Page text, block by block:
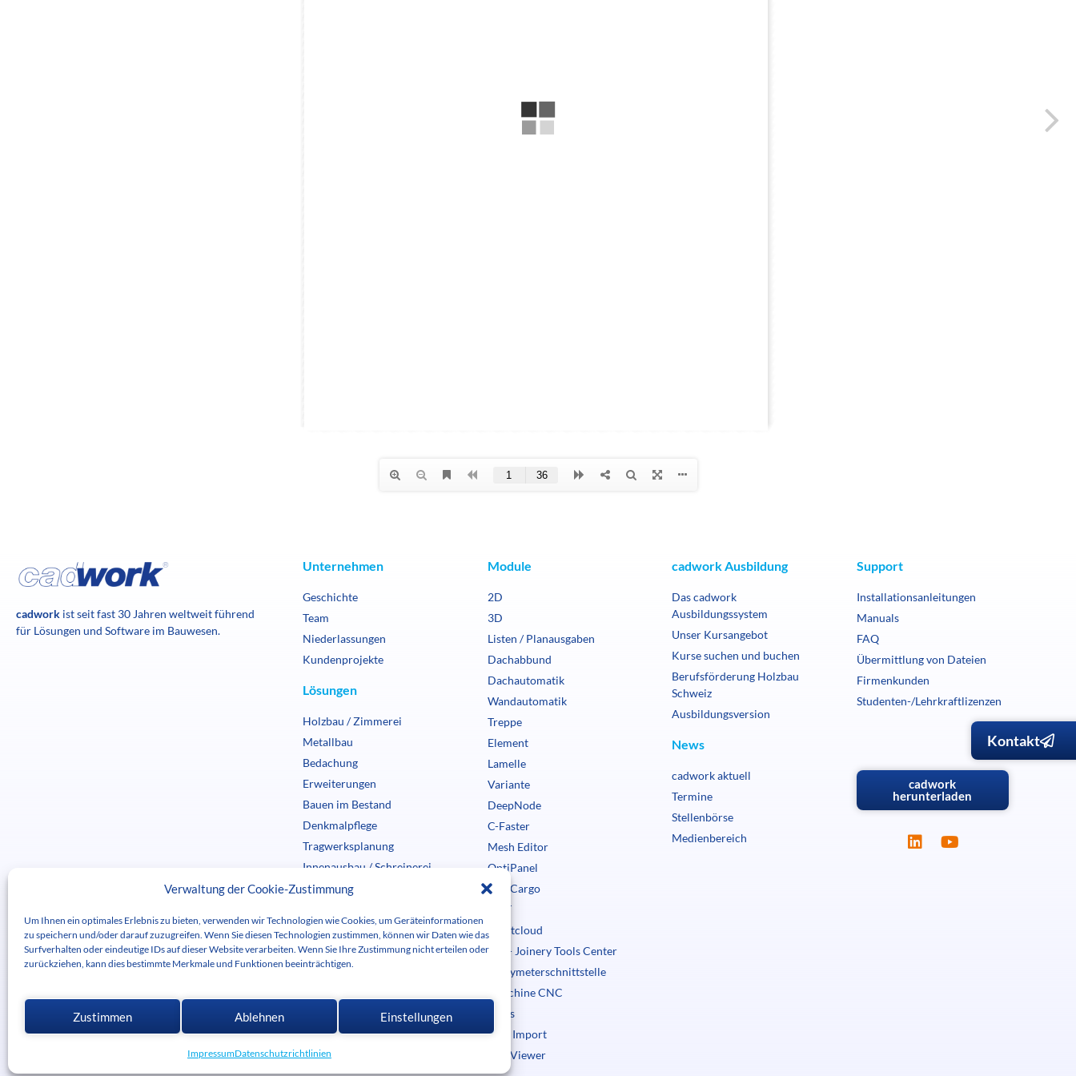
Verwaltung der Cookie-Zustimmung
Um Ihnen ein optimales Erlebnis zu bieten, verwenden wir Technologien wie Cookies, um Geräteinformationen
zu speichern und/oder darauf zuzugreifen. Wenn Sie diesen Technologien zustimmen, können wir Daten wie das
Surfverhalten oder eindeutige IDs auf dieser Website verarbeiten. Wenn Sie Ihre Zustimmung nicht erteilen oder
zurückziehen, kann dies bestimmte Merkmale und Funktionen beeinträchtigen.
Zustimmen Ablehnen Einstellungen
ImpressumDatenschutzrichtlinien
Kontakt
cadwork ist seit fast 30 Jahren weltweit führend
für Lösungen und Software im Bauwesen.
Unternehmen
Geschichte
Team
Niederlassungen
Kundenprojekte
Lösungen
Holzbau / Zimmerei
Metallbau
Bedachung
Erweiterungen
Bauen im Bestand
Denkmalpflege
Tragwerksplanung
Innenausbau / Schreinerei
Treppenbau
Logistik
Aufmass und Absteckung
Entwurf und Kalkulation
Module
2D
3D
Listen / Planausgaben
Dachabbund
Dachautomatik
Wandautomatik
Treppe
Element
Lamelle
Variante
DeepNode
C-Faster
Mesh Editor
OptiPanel
OptiCargo
BMT
Pointcloud
JTC - Joinery Tools Center
Tachymeterschnittstelle
Maschine CNC
Maps
PDF Import
WebViewer
cadwork Ausbildung
Das cadwork
Ausbildungssystem
Unser Kursangebot
Kurse suchen und buchen
Berufsförderung Holzbau
Schweiz
Ausbildungsversion
News
cadwork aktuell
Termine
Stellenbörse
Medienbereich
Support
Installationsanleitungen
Manuals
FAQ
Übermittlung von Dateien
Firmenkunden
Studenten-/Lehrkraftlizenzen
cadwork
herunterladen